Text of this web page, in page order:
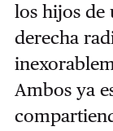
los hijos de
derecha
Ambos ya